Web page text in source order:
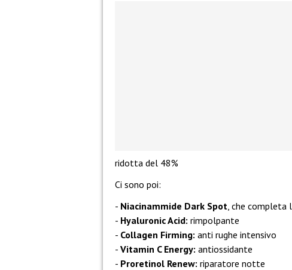
ridotta del 48%
Ci sono poi:
Niacinammide Dark Spot , che
Hyaluronic Acid: rimpolpante
Collagen Firming: anti rughe intensivo
Vitamin C Energy: antiossidante
Proretinol Renew: riparatore notte